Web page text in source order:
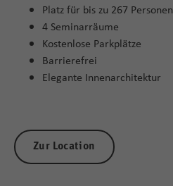
Platz für bis zu 267 Personen
4 Seminarräume
Kostenlose Parkplätze
Barrierefrei
Elegante Innenarchitektur
Zur Location